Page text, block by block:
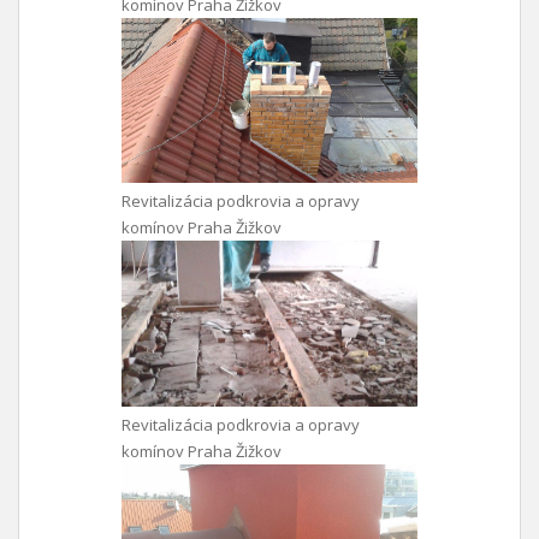
komínov Praha Žižkov
Revitalizácia podkrovia a opravy
komínov Praha Žižkov
Revitalizácia podkrovia a opravy
komínov Praha Žižkov